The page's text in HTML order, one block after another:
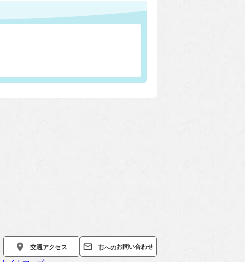
交通アクセス 市へのお問い合わせ